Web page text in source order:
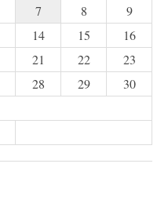
7 8
9
14 15
16
21 22
23
28 29
30